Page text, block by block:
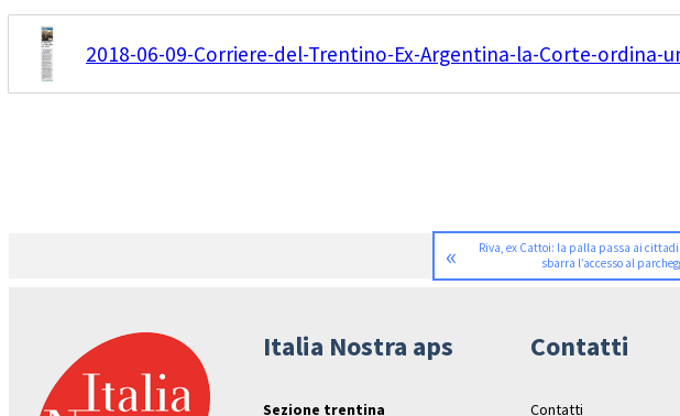
2018-06-09-Corriere-del-Trentino-Ex-Argentina-la-Corte-ordina-
«
Riva, ex Cattoi: la palla passa ai
sbarra l’accesso al
Italia Nostra aps
Sezione trentina
Contatti
Contatti